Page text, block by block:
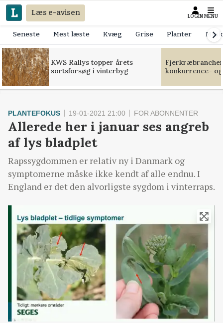
Læs e-avisen LOGIN MENU
Seneste Mest læste Kvæg Grise Planter
KWS Rallys topper årets
sortsforsøg i vinterbyg
konkurrence-
PLANTEFOKUS 19-01-2021 21:00 FOR ABONNENTER
Allerede her i januar ses angreb
af lys bladplet
Rapssygdommen er relativ ny i Danmark og
symptomerne måske ikke kendt af alle endnu. I
England er det den alvorligste sygdom i vinterraps.